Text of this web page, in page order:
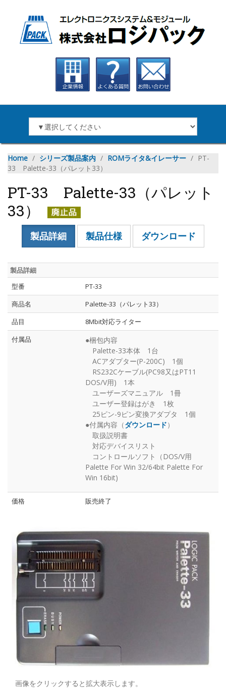
Home ∕ シリーズ製品案内 ∕ ROMライタ&イレーサー ∕ PT-
33 Palette-33（パレット33）
PT-33 Palette-33（パレット
33）
製品詳細 製品仕様 ダウンロード
製品詳細
型番
PT-33
商品名
Palette-33（パレット33）
品目
8Mbit対応ライター
付属品
●梱包内容
Palette-33本体 1台
ACアダプター(P-200C) 1個
RS232Cケーブル(PC98又はPT11
DOS/V用) 1本
ユーザーズマニュアル 1冊
ユーザー登録はがき 1枚
25ピン-9ピン変換アダプタ 1個
●付属内容（ダウンロード）
取扱説明書
対応デバイスリスト
コントロールソフト（DOS/V用
Palette For Win 32/64bit Palette For
Win 16bit)
価格 販売終了
画像をクリックすると拡大表示します。